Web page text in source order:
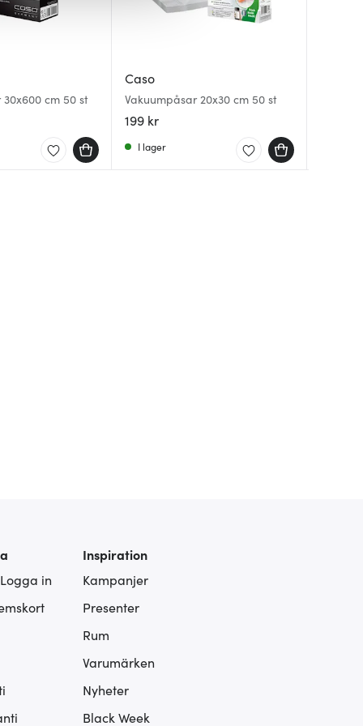
cm 50 st
Caso
Vakuumpåsar 20x30 cm 50 st
199 kr
I lager
in
Inspiration
Kampanjer
Presenter
Rum
Varumärken
Nyheter
Black Week